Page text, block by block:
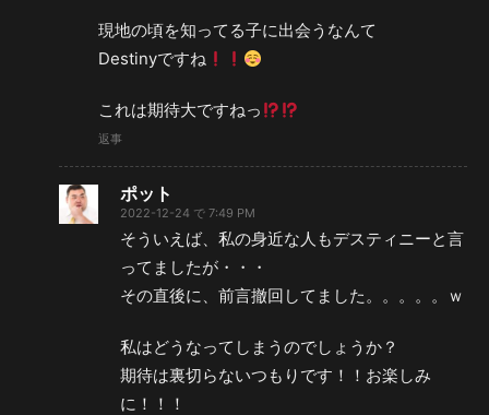
現地の頃を知ってる子に出会うなんて
Destinyですね
これは期待大ですねっ
返事
ポット
2022-12-24 で 7:49 PM
そういえば、私の身近な人もデスティニーと言
ってましたが・・・
その直後に、前言撤回してました。。。。。ｗ
私はどうなってしまうのでしょうか？
期待は裏切らないつもりです！！お楽しみ
に！！！